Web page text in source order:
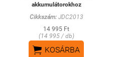
akkumulátorokhoz
Cikkszám:JDC2013
14 995 Ft
(14 995 / db)
 KOSÁRBA